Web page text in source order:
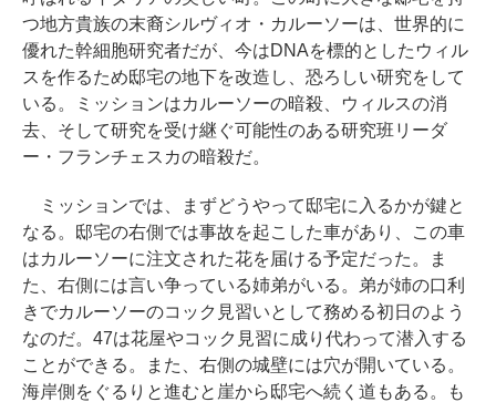
つ地方貴族の末裔シルヴィオ・カルーソーは、世界的に
優れた幹細胞研究者だが、今はDNAを標的としたウィル
スを作るため邸宅の地下を改造し、恐ろしい研究をして
いる。ミッションはカルーソーの暗殺、ウィルスの消
去、そして研究を受け継ぐ可能性のある研究班リーダ
ー・フランチェスカの暗殺だ。
ミッションでは、まずどうやって邸宅に入るかが鍵と
なる。邸宅の右側では事故を起こした車があり、この車
はカルーソーに注文された花を届ける予定だった。ま
た、右側には言い争っている姉弟がいる。弟が姉の口利
きでカルーソーのコック見習いとして務める初日のよう
なのだ。47は花屋やコック見習に成り代わって潜入する
ことができる。また、右側の城壁には穴が開いている。
海岸側をぐるりと進むと崖から邸宅へ続く道もある。も